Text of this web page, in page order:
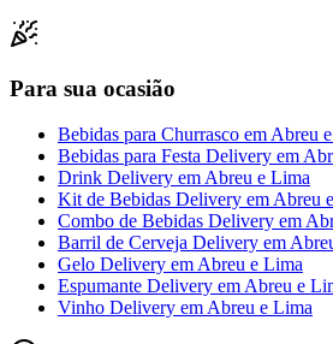
Para sua ocasião
Bebidas para Churrasco emAbreu
Bebidas para Festa Delivery em
Drink Delivery emAbreu e Lima
Kit de Bebidas Delivery emAbreu
Combo de Bebidas Delivery em
Barril de Cerveja Delivery em
Gelo Delivery emAbreu e Lima
Espumante Delivery emAbreu e
Vinho Delivery emAbreu e Lima